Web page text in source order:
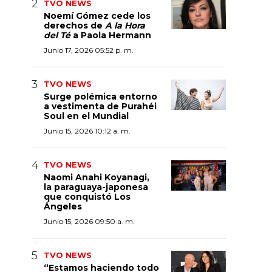
TVO NEWS
Noemí Gómez cede los
derechos de A la Hora
del Té a Paola Hermann
Junio 17, 2026 05:52 p. m.
TVO NEWS
Surge polémica entorno
a vestimenta de Purahéi
Soul en el Mundial
Junio 15, 2026 10:12 a. m.
TVO NEWS
Naomi Anahi Koyanagi,
la paraguaya-japonesa
que conquistó Los
Ángeles
Junio 15, 2026 09:50 a. m.
TVO NEWS
“Estamos haciendo todo